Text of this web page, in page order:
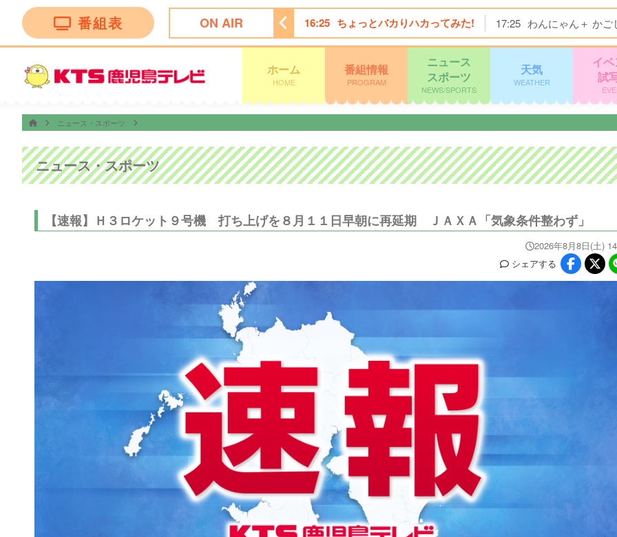
番組表 ON AIR
15:55 ＦＮＳ九州８局共同制作「ドキュメント九州」 16:25 ちょっとバカりハカってみた! 17:25 わんにゃん＋ かご
ホーム
HOME
番組情報
PROGRAM
ニュース
スポーツ
NEWS/SPORTS
天気
WEATHER
イ
試
ニュース・スポーツ
ニュース・スポーツ
【速報】Ｈ３ロケット９号機 打ち上げを８月１１日早朝に再延期 ＪＡＸＡ「気象条件整わず」
2026年8月8日(土)
シェアする